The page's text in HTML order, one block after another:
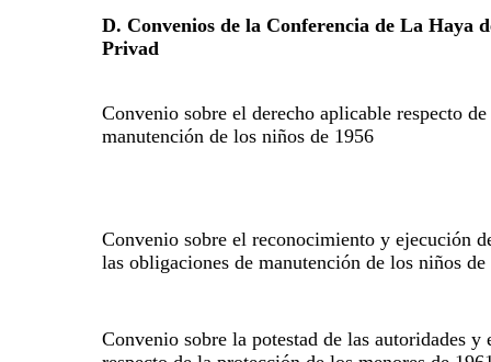
D. Convenios de la Conferencia de La Haya
Privad
Convenio sobre el derecho aplicable respecto
manutención de los niños de 1956
Convenio sobre el reconocimiento y ejecución
las obligaciones de manutención de los niños de
Convenio sobre la potestad de las autoridades y